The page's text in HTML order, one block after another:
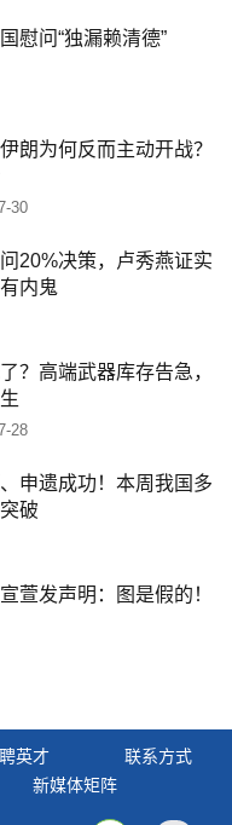
慰问“独漏赖清德”
朗为何反而主动开战？
30
20%决策，卢秀燕证实
内鬼
？高端武器库存告急，
28
申遗成功！本周我国多
破
萱发声明：图是假的！
英才
联系方式
新媒体矩阵